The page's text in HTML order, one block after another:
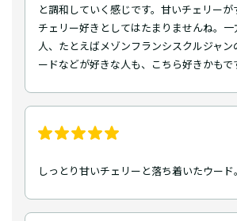
と調和していく感じです。甘いチェリーが
チェリー好きとしてはたまりませんね。
人、たとえばメゾンフランシスクルジャ
ードなどが好きな人も、こちら好きかもで
しっとり甘いチェリーと落ち着いたウー